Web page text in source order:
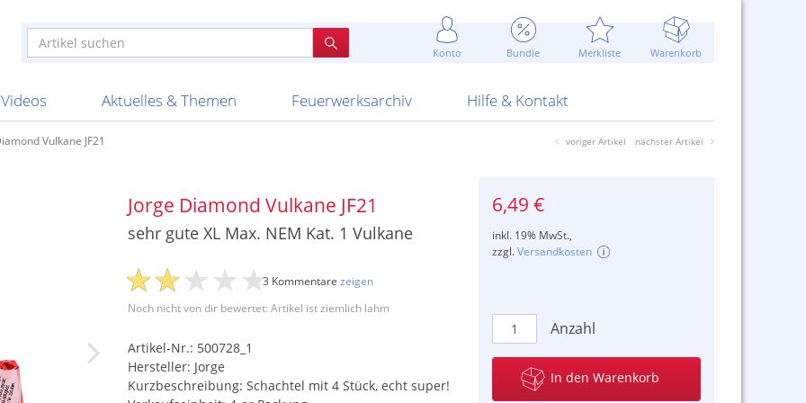
Konto Bundle Merkliste Warenkorb
Schallerzeuger P1
Feuerwerk T1
Schachteln und Attrappen
Streich- und Bengalhölzer
Blitzschnell...
Sommerpreise u.v.m.
Videos
Knallkörper
Batterien
Aktuelles & Themen
Ladenverkauf 2024
20 Jahre Feuerwerksvitrine
Ausnahmegenehmigung
Sammlertreffen
Feuerwerksarchiv
Fireworks Apel Feuerwerk Argento Feuerwerk ARS Pirotecnia
BKV Vuurwerk Bothmer Pyrotechnik
Hilfe & Kontakt
Bestellschluss
Altersnachweis
Versanddienste
Gewerbetreibende
Kontaktformular
AGB
Vulkane JF21 voriger Artikel nächster Artikel
Jorge Diamond Vulkane JF21
sehr gute XL Max. NEM Kat. 1 Vulkane
Noch nicht von dir bewertet: Artikel ist ziemlich lahm
3 Kommentare zeigen
Artikel-Nr.: 500728_1
Hersteller: Jorge
Kurzbeschreibung: Schachtel mit 4 Stück, echt super!
6,49 €
inkl. 19% MwSt.,
zzgl.Versandkosten
Anzahl
In den Warenkorb